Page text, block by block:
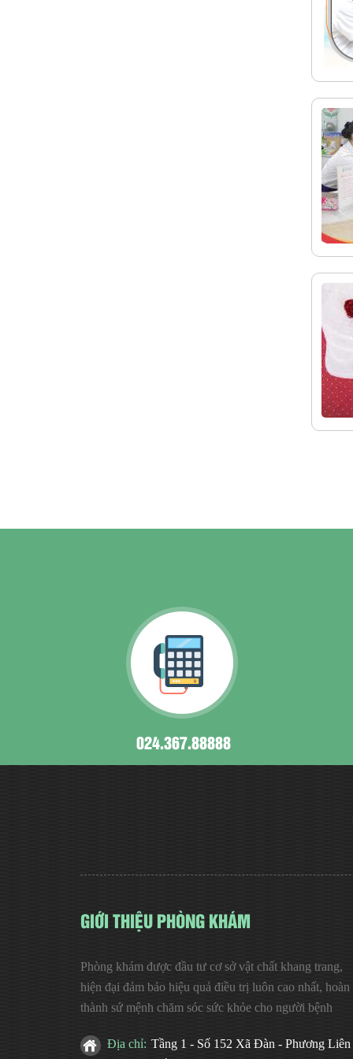
024.367.88888
GIỚI THIỆU PHÒNG KHÁM
Phòng khám được đầu tư cơ sở vật chất khang trang,
hiện đại đảm bảo hiệu quả điều trị luôn cao nhất, hoàn
thành sứ mệnh chăm sóc sức khỏe cho người bệnh
Địa chỉ: Tầng 1 - Số 152 Xã Đàn - Phương Liên